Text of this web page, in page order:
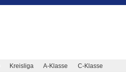
Kreisliga A-Klasse C-Klasse